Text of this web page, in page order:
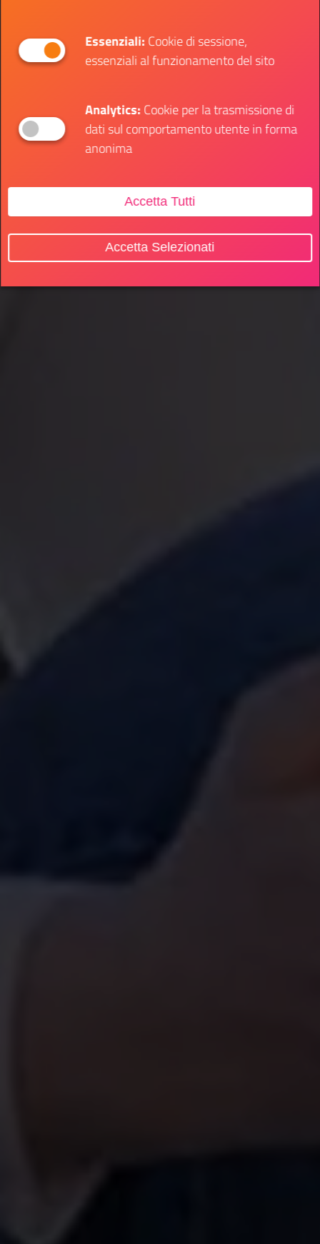
Essenziali:Cookie di sessione,
essenziali al funzionamento del sito
Analytics:Cookie per la trasmissione di
dati sul comportamento utente in forma
anonima
Accetta Tutti
Accetta Selezionati